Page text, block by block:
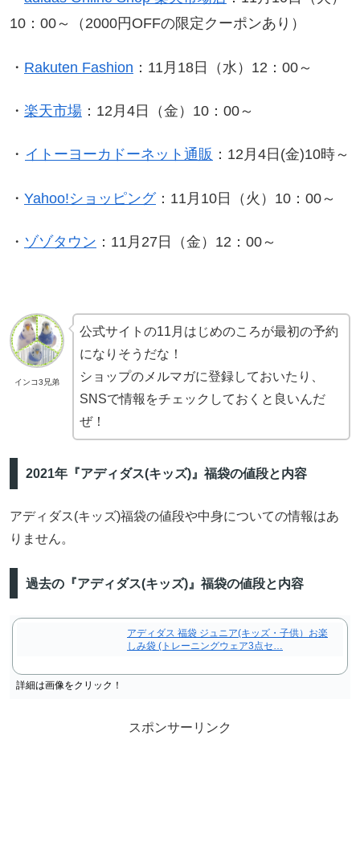
10：00～（2000円OFFの限定クーポンあり）
・ Rakuten Fashion ：11月18日（水）12：00～
・ 楽天市場 ：12月4日（金）10：00～
・ イトーヨーカドーネット通販 ：12月4日(金)10時～
・ Yahoo!ショッピング：11月10日（火）10：00～
・ ゾゾタウン ：11月27日（金）12：00～
インコ3兄弟
公式サイトの11月はじめのころが最初の予約
になりそうだな！
ショップのメルマガに登録しておいたり、
SNSで情報をチェックしておくと良いんだ
ぜ！
2021年『アディダス(キッズ)』福袋の値段と内容
アディダス(キッズ)福袋の値段や中身についての情報はあ
りません。
過去の『アディダス(キッズ)』福袋の値段と内容
アディダス 福袋 ジュニア(キッズ・子供）お楽
しみ袋 (トレーニングウェア3点セ…
詳細は画像をクリック！
スポンサーリンク